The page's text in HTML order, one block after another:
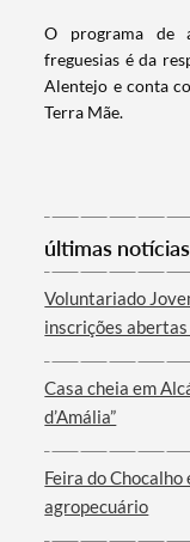
Categorias
Filtros
O programa de
freguesias é da
Alentejo e conta
Terra Mãe.
últimas notícias
Voluntariado
inscrições
Casa cheia em
d’Amália”
Feira do
agropecuário